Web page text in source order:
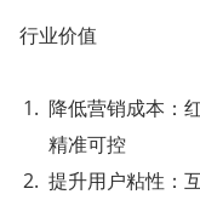
行业价值
降低营销成本：
精准可控
提升用户粘性：